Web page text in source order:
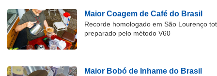
Maior Coagem de Café do Brasil
Recorde homologado em São Lourenço
preparado pelo método V60
Maior Bobó de Inhame do Brasil